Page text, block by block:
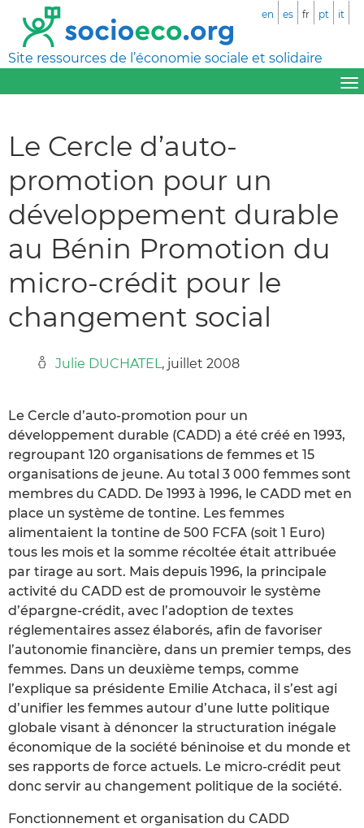
Site ressources de l’économie sociale et solidaire
en es fr pt it
Le Cercle d’auto-
promotion pour un
développement durable
au Bénin Promotion du
micro-crédit pour le
changement social
Julie DUCHATEL, juillet 2008
Le Cercle d’auto-promotion pour un
développement durable (CADD) a été créé en 1993,
regroupant 120 organisations de femmes et 15
organisations de jeune. Au total 3 000 femmes sont
membres du CADD. De 1993 à 1996, le CADD met en
place un système de tontine. Les femmes
alimentaient la tontine de 500 FCFA (soit 1 Euro)
tous les mois et la somme récoltée était attribuée
par tirage au sort. Mais depuis 1996, la principale
activité du CADD est de promouvoir le système
d’épargne-crédit, avec l’adoption de textes
réglementaires assez élaborés, afin de favoriser
l’autonomie financière, dans un premier temps, des
femmes. Dans un deuxième temps, comme
l’explique sa présidente Emilie Atchaca, il s’est agi
d’unifier les femmes autour d’une lutte politique
globale visant à dénoncer la structuration inégale
économique de la société béninoise et du monde et
ses rapports de force actuels. Le micro-crédit peut
donc servir au changement politique de la société.
Fonctionnement et organisation du CADD